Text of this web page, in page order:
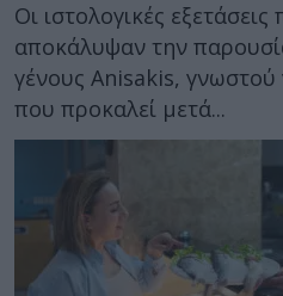
Οι ιστολογικές
αποκάλυψαν την
γένους Anisakis, γνωστού
που προκαλεί μετά...